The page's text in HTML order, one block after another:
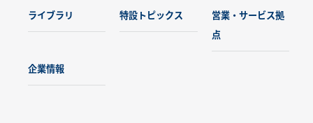
ライブラリ 特設トピックス
営業・サービス拠
点
企業情報